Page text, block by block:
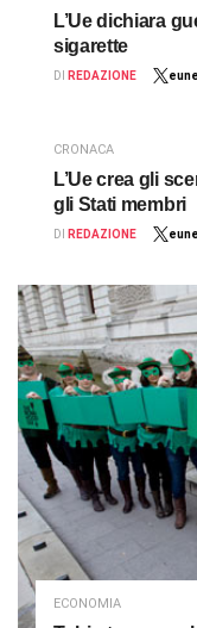
L’Ue dichiara
sigarette
DI REDAZIONE
CRONACA
L’Ue crea gli
gli Stati membri
DI REDAZIONE
ECONOMIA